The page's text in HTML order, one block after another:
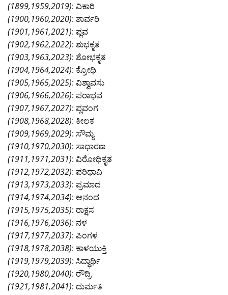
(1899,1959,2019): ವಿಕಾರಿ
(1900,1960,2020): ಶಾರ್ವರಿ
(1901,1961,2021): ಪ್ಲವ
(1902,1962,2022): ಶುಭಕೃತ
(1903,1963,2023): ಶೋಭಕೃತ
(1904,1964,2024): ಕ್ರೋಧಿ
(1905,1965,2025): ವಿಶ್ವಾವಸು
(1906,1966,2026): ಪರಾಭವ
(1907,1967,2027): ಪ್ಲವಂಗ
(1908,1968,2028): ಕೀಲಕ
(1909,1969,2029): ಸೌಮ್ಯ
(1910,1970,2030): ಸಾಧಾರಣ
(1911,1971,2031): ವಿರೋಧಿಕೃತ
(1912,1972,2032): ಪರಿಧಾವಿ
(1913,1973,2033): ಪ್ರಮಾದ
(1914,1974,2034): ಆನಂದ
(1915,1975,2035): ರಾಕ್ಷಸ
(1916,1976,2036): ನಳ
(1917,1977,2037): ಪಿಂಗಳ
(1918,1978,2038): ಕಾಳಯುಕ್ತಿ
(1919,1979,2039): ಸಿದ್ಧಾರ್ಥಿ
(1920,1980,2040): ರೌದ್ರಿ
(1921,1981,2041): ದುರ್ಮತಿ